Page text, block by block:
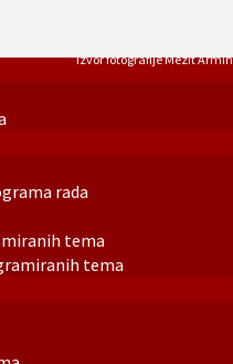
rada
tema
tema
Izvor fotografije Mezit Armin